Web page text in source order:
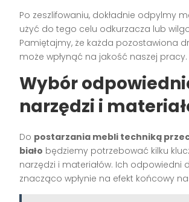
Po zeszlifowaniu, dokładnie odpylmy
użyć do tego celu odkurzacza lub
Pamiętajmy, że każda pozostawiona
może wpłynąć na jakość naszej pracy.
Wybór
narzędzi i
Do postarzania mebli techniką
biało będziemy potrzebować kilku
narzędzi i materiałów. Ich odpowiedni
znacząco wpłynie na efekt końcowy